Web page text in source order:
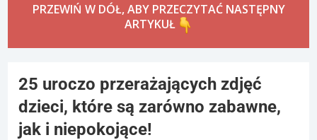
PRZEWIŃ W DÓŁ, ABY PRZECZYTAĆ NASTĘPNY
ARTYKUŁ
25 uroczo przerażających zdjęć
dzieci, które są zarówno zabawne,
jak i niepokojące!